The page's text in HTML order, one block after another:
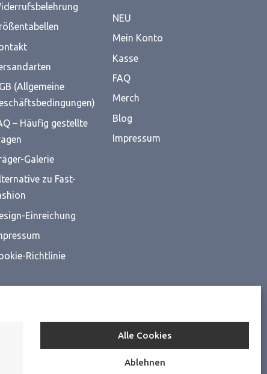
Alle Cookies
Ablehnen
(Allgemeine
– Häufig gestellte
Galerie
zu Fast-
Einreichung
Richtlinie
NEU
Mein Konto
Kasse
FAQ
Merch
Blog
Impressum